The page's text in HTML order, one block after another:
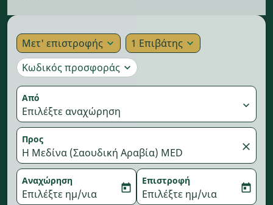
Μετ' επιστροφής expand_more 1 Επιβάτης expand_more
Κωδικός προσφοράς expand_more
Από
Επιλέξτε αναχώρηση expand_more
Προς
Η Μεδίνα (Σαουδική Αραβία) MED close
Αναχώρηση
fc-booking-departure-date-aria-label
Επιλέξτε ημ/νια today
Επιστροφή
fc-booking-return-date-
Επιλέξτε ημ/νια today